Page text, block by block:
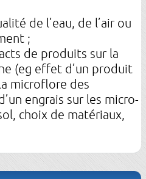
de l’eau, de l’air ou
;
de produits sur la
(eg effet d’un produit
microflore des
engrais sur les micro-
choix de matériaux,